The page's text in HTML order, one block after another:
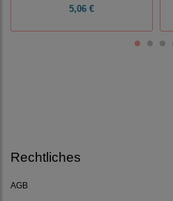
5,06 €
Rechtliches
AGB